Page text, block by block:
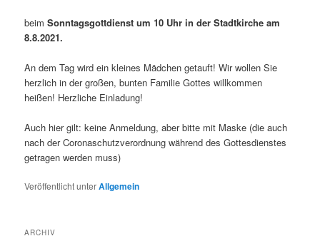
beimSonntagsgottdienst um 10 Uhr in der Stadtkirche am
8.8.2021.
An dem Tag wird ein kleines Mädchen getauft! Wir wollen Sie
herzlich in der großen, bunten Familie Gottes willkommen
heißen! Herzliche Einladung!
Auch hier gilt: keine Anmeldung, aber bitte mit Maske (die auch
nach der Coronaschutzverordnung während des Gottesdienstes
getragen werden muss)
Veröffentlicht unterAllgemein
ARCHIV